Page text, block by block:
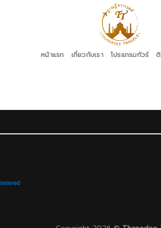
หน้าแรก เกี่ยวกับเรา โปรแกรมทัวร์